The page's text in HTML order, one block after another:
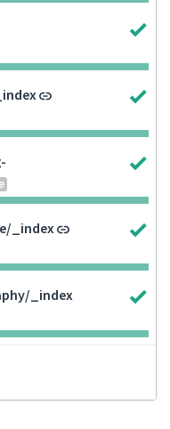
_index
_index